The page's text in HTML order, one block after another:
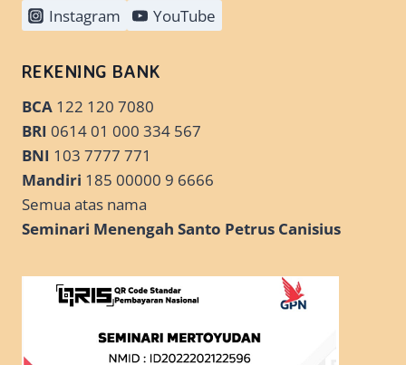
Instagram YouTube
REKENING BANK
BCA 122 120 7080
BRI 0614 01 000 334 567
BNI 103 7777 771
Mandiri 185 00000 9 6666
Semua atas nama
Seminari Menengah Santo Petrus Canisius